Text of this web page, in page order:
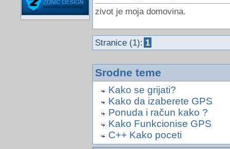
zivot je moja domovina.
Stranice (1): 1
Srodne teme
Kako se grijati?
Kako da izaberete GPS
Ponuda i račun kako ?
Kako Funkcionise GPS
C++ Kako poceti